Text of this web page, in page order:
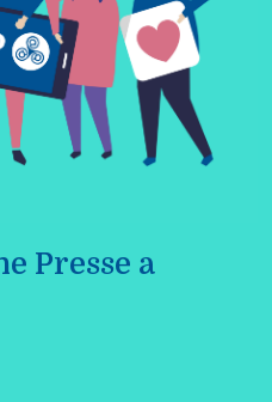
Presse a